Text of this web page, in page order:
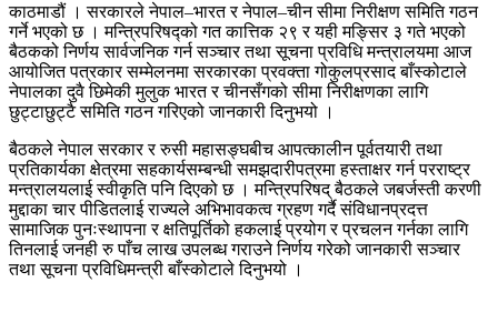
काठमाडौं । सरकारले नेपाल–भारत र नेपाल–चीन सीमा निरीक्षण समिति गठन
गर्ने भएको छ । मन्त्रिपरिषद्को गत कात्तिक २९ र यही मङ्सिर ३ गते भएको
बैठकको निर्णय सार्वजनिक गर्न सञ्चार तथा सूचना प्रविधि मन्त्रालयमा आज
आयोजित पत्रकार सम्मेलनमा सरकारका प्रवक्ता गोकुलप्रसाद बाँस्कोटाले
नेपालका दुवै छिमेकी मुलुक भारत र चीनसँगको सीमा निरीक्षणका लागि
छुट्टाछुट्टै समिति गठन गरिएको जानकारी दिनुभयो ।
बैठकले नेपाल सरकार र रुसी महासङ्घबीच आपत्कालीन पूर्वतयारी तथा
प्रतिकार्यका क्षेत्रमा सहकार्यसम्बन्धी समझदारीपत्रमा हस्ताक्षर गर्न परराष्ट्र
मन्त्रालयलाई स्वीकृति पनि दिएको छ । मन्त्रिपरिषद् बैठकले जबर्जस्ती करणी
मुद्दाका चार पीडितलाई राज्यले अभिभावकत्व ग्रहण गर्दै संविधानप्रदत्त
सामाजिक पुनःस्थापना र क्षतिपूर्तिको हकलाई प्रयोग र प्रचलन गर्नका लागि
तिनलाई जनही रु पाँच लाख उपलब्ध गराउने निर्णय गरेको जानकारी सञ्चार
तथा सूचना प्रविधिमन्त्री बाँस्कोटाले दिनुभयो ।